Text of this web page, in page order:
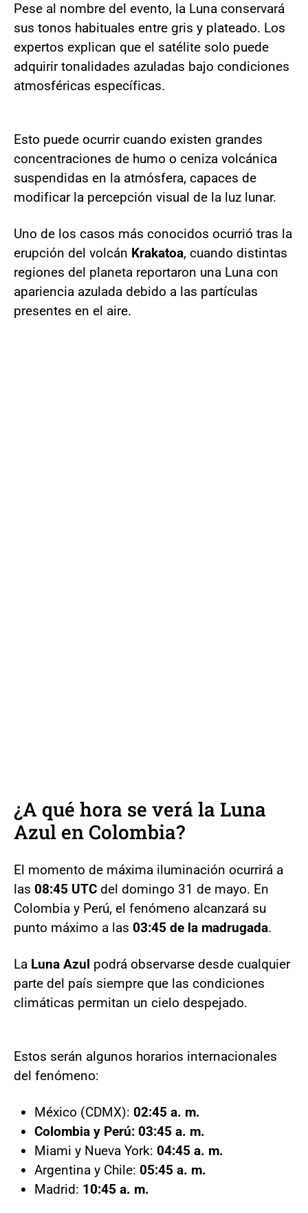
Pese al nombre del evento, la Luna conservará
sus tonos habituales entre gris y plateado. Los
expertos explican que el satélite solo puede
adquirir tonalidades azuladas bajo condiciones
atmosféricas específicas.
Esto puede ocurrir cuando existen grandes
concentraciones de humo o ceniza volcánica
suspendidas en la atmósfera, capaces de
modificar la percepción visual de la luz lunar.
Uno de los casos más conocidos ocurrió tras la
erupción del volcán Krakatoa, cuando distintas
regiones del planeta reportaron una Luna con
apariencia azulada debido a las partículas
presentes en el aire.
¿A qué hora se verá la Luna
Azul en Colombia?
El momento de máxima iluminación ocurrirá a
las 08:45 UTC del domingo 31 de mayo. En
Colombia y Perú, el fenómeno alcanzará su
punto máximo a las 03:45 de la madrugada.
La Luna Azul podrá observarse desde cualquier
parte del país siempre que las condiciones
climáticas permitan un cielo despejado.
Estos serán algunos horarios internacionales
del fenómeno:
México (CDMX): 02:45 a. m.
Colombia y Perú: 03:45 a. m.
Miami y Nueva York: 04:45 a. m.
Argentina y Chile: 05:45 a. m.
Madrid: 10:45 a. m.